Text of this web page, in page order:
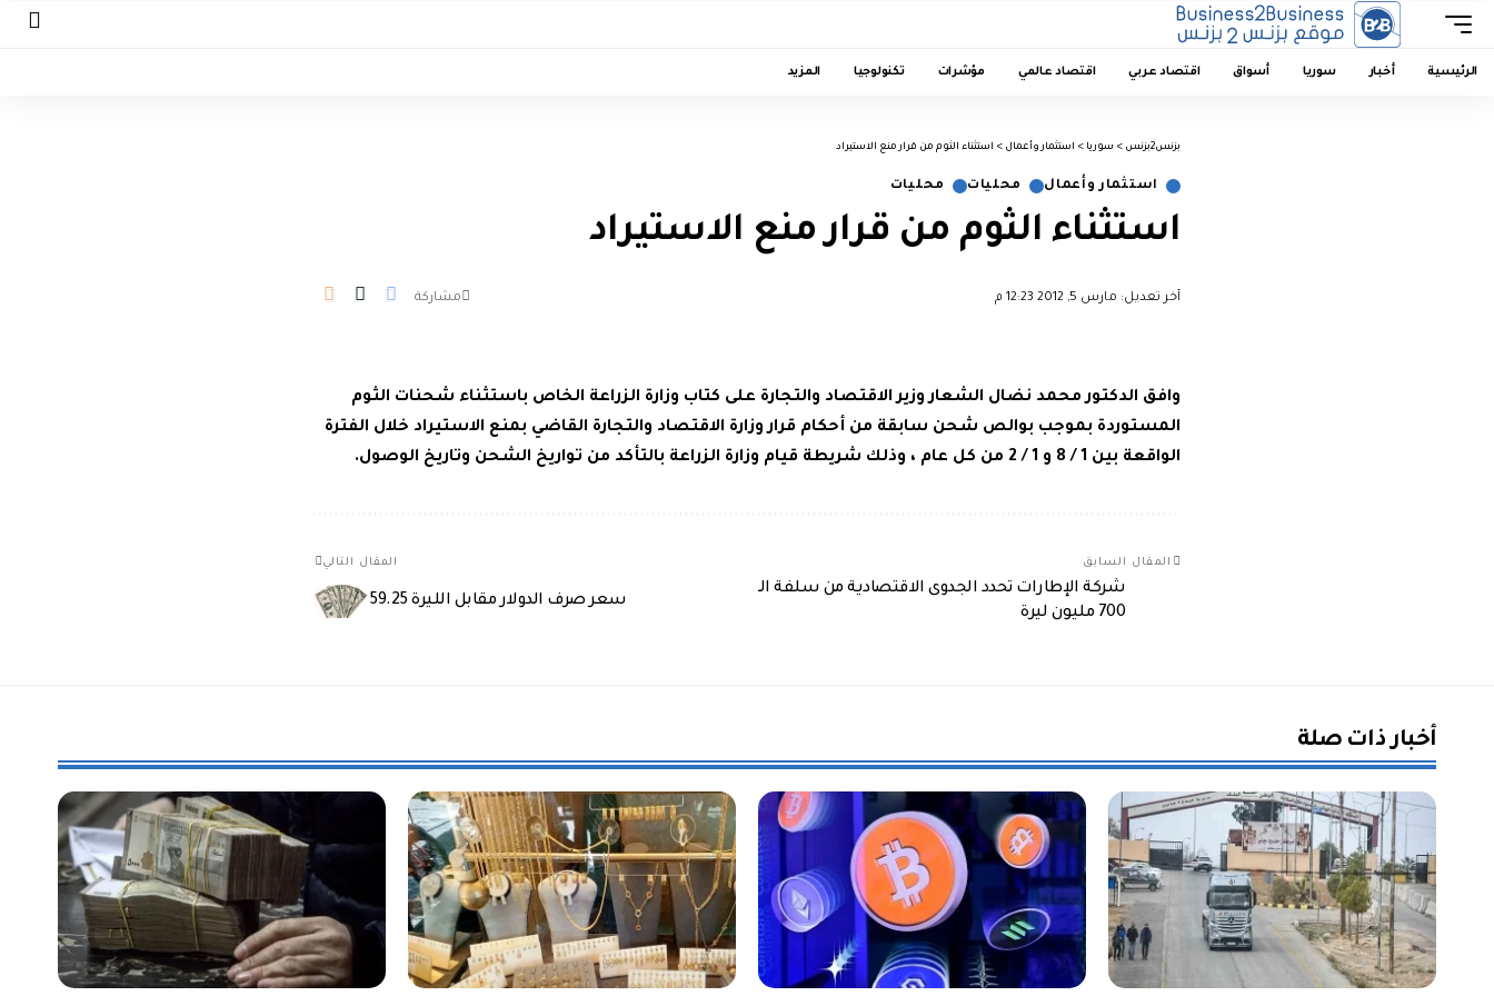
الرئيسية أخبار سوريا أسواق اقتصاد عربي اقتصاد عالمي مؤشرات تكنولوجيا المزيد
بزنس2بزنس > سوريا > استثمار وأعمال > استثناء الثوم من قرار منع الاستيراد
استثمار وأعمال محليات محليات
استثناء الثوم من قرار منع الاستيراد
آخر تعديل: مارس 5, 2012 12:23 م مشاركة
وافق الدكتور محمد نضال الشعار وزير الاقتصاد والتجارة على كتاب وزارة الزراعة الخاص باستثناء شحنات الثوم
المستوردة بموجب بوالص شحن سابقة من أحكام قرار وزارة الاقتصاد والتجارة القاضي بمنع الاستيراد خلال الفترة
الواقعة بين 1 / 8 و 1 / 2 من كل عام ، وذلك شريطة قيام وزارة الزراعة بالتأكد من تواريخ الشحن وتاريخ الوصول.‏
المقال السابق
شركة الإطارات تحدد الجدوى الاقتصادية من سلفة الـ
700 مليون ليرة
المقال التالي
سعر صرف الدولار مقابل الليرة 59.25‏
أخبار ذات صلة